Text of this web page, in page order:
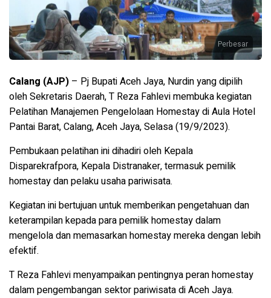
Perbesar
Calang (AJP) – Pj Bupati Aceh Jaya, Nurdin yang dipilih
oleh Sekretaris Daerah, T Reza Fahlevi membuka kegiatan
Pelatihan Manajemen Pengelolaan Homestay di Aula Hotel
Pantai Barat, Calang, Aceh Jaya, Selasa (19/9/2023).
Pembukaan pelatihan ini dihadiri oleh Kepala
Disparekrafpora, Kepala Distranaker, termasuk pemilik
homestay dan pelaku usaha pariwisata.
Kegiatan ini bertujuan untuk memberikan pengetahuan dan
keterampilan kepada para pemilik homestay dalam
mengelola dan memasarkan homestay mereka dengan lebih
efektif.
T Reza Fahlevi menyampaikan pentingnya peran homestay
dalam pengembangan sektor pariwisata di Aceh Jaya.